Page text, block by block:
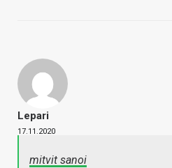
Lepari
17.11.2020
mitvit sanoi